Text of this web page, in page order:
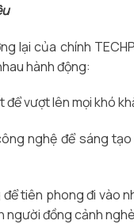
lại của chính
hành động:
vượt lên mọi khó
nghệ để sáng
tiên phong đi vào
đồng cảnh